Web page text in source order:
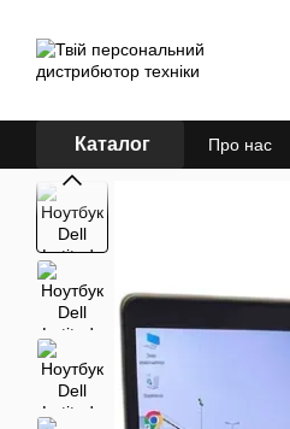
Каталог Про нас